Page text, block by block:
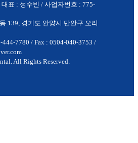
표 : 성수빈 / 사업자번호 : 775-
139, 경기도 안양시 만안구 오리
7780 / Fax : 0504-040-3753 /
All Rights Reserved.